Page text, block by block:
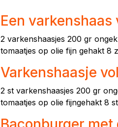
Een
2 varkenshaasjes 200 gr
tomaatjes op olie fijn gehakt 8
Varkenshaasje
2 st varkenshaasjes 200 gr
tomaatjes op olie fijngehakt 8